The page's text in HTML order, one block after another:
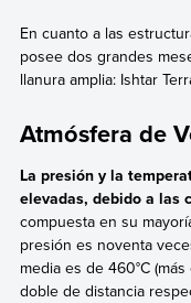
En cuanto a las
posee dos grandes
llanura amplia: Ishtar
Atmósfera de
La presión y la
elevadas, debido a las
compuesta en su
presión es noventa
media es de 460°C
doble de distancia